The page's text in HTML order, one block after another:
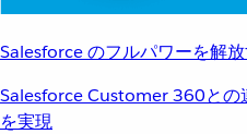
Salesforce のフルパワーを解
Salesforce Customer 360との
を実現